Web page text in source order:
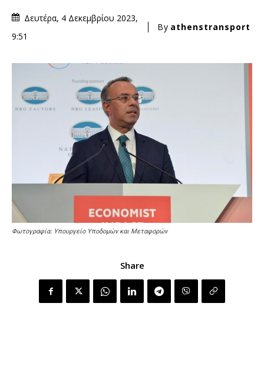
Δευτέρα, 4 Δεκεμβρίου 2023,
9:51
By athenstransport
Φωτογραφία: Υπουργείο Υποδομών και Μεταφορών
Share